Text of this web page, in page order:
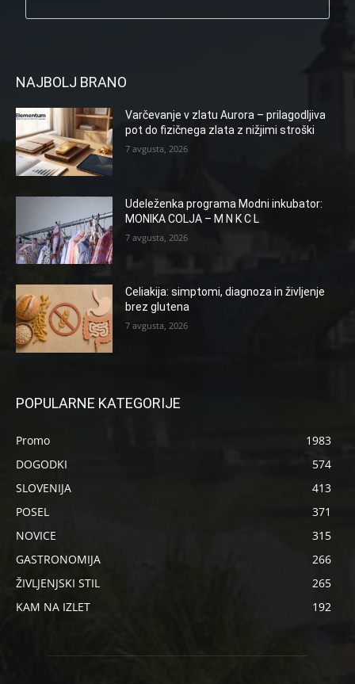
NAJBOLJ BRANO
Varčevanje v zlatu Aurora – prilagodljiva
pot do fizičnega zlata z nižjimi stroški
7 avgusta, 2026
Udeleženka programa Modni inkubator:
MONIKA COLJA – M N K C L
7 avgusta, 2026
Celiakija: simptomi, diagnoza in življenje
brez glutena
7 avgusta, 2026
POPULARNE KATEGORIJE
Promo
1983
DOGODKI
574
SLOVENIJA
413
POSEL
371
NOVICE
315
GASTRONOMIJA
266
ŽIVLJENJSKI STIL
265
KAM NA IZLET
192